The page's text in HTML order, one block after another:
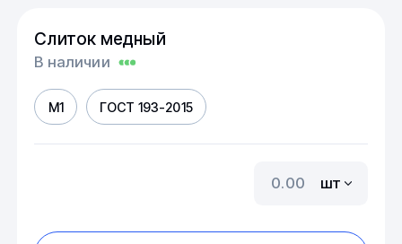
Слиток медный
В наличии
М1 ГОСТ 193-2015
шт